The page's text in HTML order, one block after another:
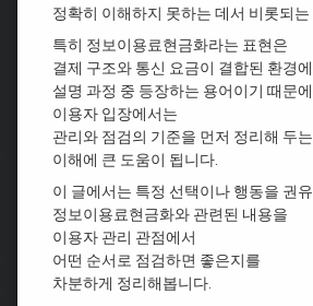
정확히 이해하지 못하는 데서 비롯되는
특히 정보이용료현금화라는 표현은
결제 구조와 통신 요금이 결합된 환경
설명 과정 중 등장하는 용어이기 때문
이용자 입장에서는
관리와 점검의 기준을 먼저 정리해 두
이해에 큰 도움이 됩니다.
이 글에서는 특정 선택이나 행동을 권
정보이용료현금화와 관련된 내용을
이용자 관리 관점에서
어떤 순서로 점검하면 좋은지를
차분하게 정리해봅니다.